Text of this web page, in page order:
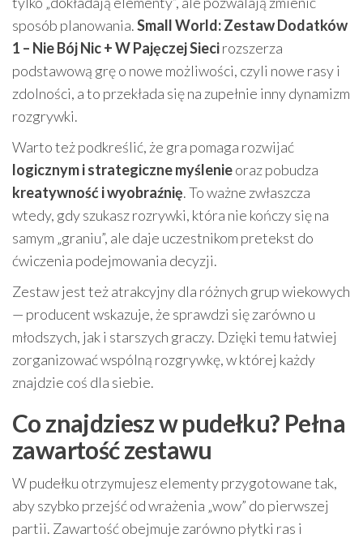
sposób planowania.Small World: Zestaw Dodatków
1 – Nie Bój Nic + W Pajęczej Siecirozszerza
podstawową grę o nowe możliwości, czyli nowe rasy i
zdolności, a to przekłada się na zupełnie inny dynamizm
rozgrywki.
Warto też podkreślić, że gra pomaga rozwijać
logicznym i strategiczne myślenieoraz pobudza
kreatywność i wyobraźnię. To ważne zwłaszcza
wtedy, gdy szukasz rozrywki, która nie kończy się na
samym „graniu”, ale daje uczestnikom pretekst do
ćwiczenia podejmowania decyzji.
Zestaw jest też atrakcyjny dla różnych grup wiekowych
— producent wskazuje, że sprawdzi się zarówno u
młodszych, jak i starszych graczy. Dzięki temu łatwiej
zorganizować wspólną rozgrywkę, w której każdy
znajdzie coś dla siebie.
Co znajdziesz w pudełku? Pełna
zawartość zestawu
W pudełku otrzymujesz elementy przygotowane tak,
aby szybko przejść od wrażenia „wow” do pierwszej
partii. Zawartość obejmuje zarówno płytki ras i